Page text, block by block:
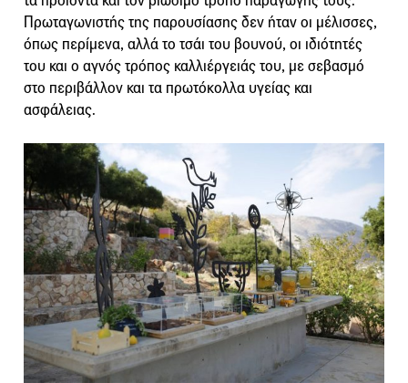
Πρωταγωνιστής της παρουσίασης δεν ήταν οι μέλισσες,
όπως περίμενα, αλλά το τσάι του βουνού, οι ιδιότητές
του και ο αγνός τρόπος καλλιέργειάς του, με σεβασμό
στο περιβάλλον και τα πρωτόκολλα υγείας και
ασφάλειας.